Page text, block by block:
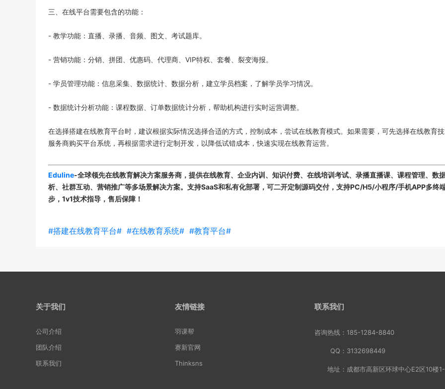
三、在线平台需要包含的功能：
- 教学功能：直播、录播、音频、图文、考试题库。
- 营销功能：分销、拼团、优惠码、代理商、VIP特权、套餐、裂变海报。
- 学员管理功能：信息采集、数据统计、数据分析，建立学员档案，了解学员学习情况。
- 数据统计分析功能：课程数据、订单数据统计分析，帮助机构进行实时运营调整。
在选择搭建在线教育平台时，建议根据实际情况选择合适的方式，控制成本，尝试在线教育模式。如果需要，可先选择在线教育
服务商购买平台系统，再根据需求进行定制开发，以降低试错成本，快速实现在线教育运营。
Eduline-全球领先在线教育解决方案服务商， 提供在线教育、企业内训、知识付费、在线培训考试、录播直播课、课程管理、数
析、社群互动、营销推广等多场景解决方案。 支持SaaS和私有化部署，可二开定制源码交付，支持PC/H5/小程序/手机APP多终
步，1v1技术指导，售后保障！
#搭建在线教育平台# #在线教育系统# #教育平台#
关于我们
公司介绍
团队介绍
联系我们
友情链接
羽课帮
赛新官网
Thinksns
联系我们
咨询热线： 185-1284-8840
QQ： 3132698449
地址： 成都市高新区环球中心E2区10楼